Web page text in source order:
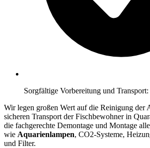
Sorgfältige Vorbereitung und Transport:
Wir legen großen Wert auf die Reinigung der
sicheren Transport der Fischbewohner in
die fachgerechte Demontage und Montage
wie Aquarienlampen, CO2-Systeme,
und Filter.